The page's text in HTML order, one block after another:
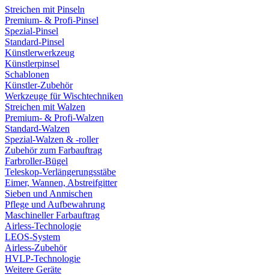
Streichen mit Pinseln
Premium- & Profi-Pinsel
Spezial-Pinsel
Standard-Pinsel
Künstlerwerkzeug
Künstlerpinsel
Schablonen
Künstler-Zubehör
Werkzeuge für Wischtechniken
Streichen mit Walzen
Premium- & Profi-Walzen
Standard-Walzen
Spezial-Walzen & -roller
Zubehör zum Farbauftrag
Farbroller-Bügel
Teleskop-Verlängerungsstäbe
Eimer, Wannen, Abstreifgitter
Sieben und Anmischen
Pflege und Aufbewahrung
Maschineller Farbauftrag
Airless-Technologie
LEOS-System
Airless-Zubehör
HVLP-Technologie
Weitere Geräte